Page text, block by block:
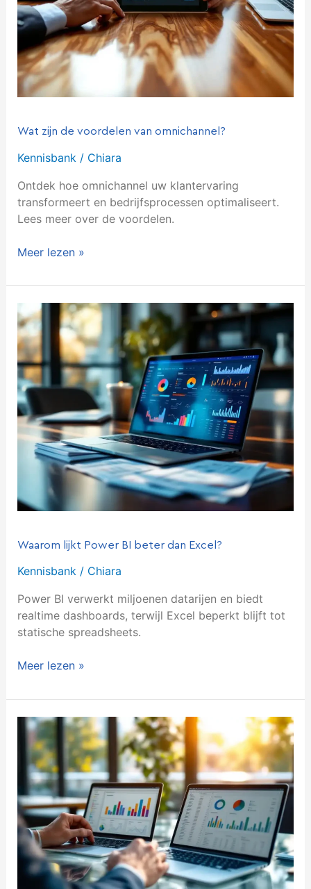
Wat zijn de voordelen van omnichannel?
Kennisbank / Chiara
Ontdek hoe omnichannel uw klantervaring
transformeert en bedrijfsprocessen optimaliseert.
Lees meer over de voordelen.
Meer lezen »
Waarom lijkt Power BI beter dan Excel?
Kennisbank/ Chiara
Power BI verwerkt miljoenen datarijen en biedt
realtime dashboards, terwijl Excel beperkt blijft tot
statische spreadsheets.
Waarom
lijkt
Power
BI
beter
dan
Excel?
Meer lezen »
Power
moeilijker
te
leren
dan
Excel?